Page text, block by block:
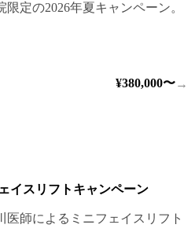
定の2026年夏キャンペーン。
¥380,000〜→
イスリフトキャンペーン
医師によるミニフェイスリフト